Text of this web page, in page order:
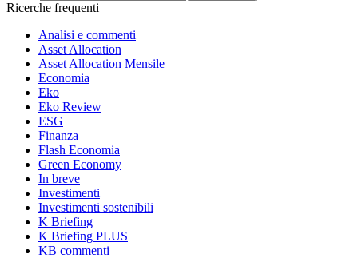
Ricerche frequenti
Analisi e commenti
Asset Allocation
Asset Allocation Mensile
Economia
Eko
Eko Review
ESG
Finanza
Flash Economia
Green Economy
In breve
Investimenti
Investimenti sostenibili
K Briefing
K Briefing PLUS
KB commenti